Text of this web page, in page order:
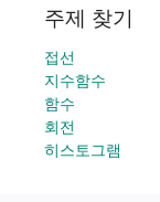
주제 찾기
접선
지수함수
함수
회전
히스토그램